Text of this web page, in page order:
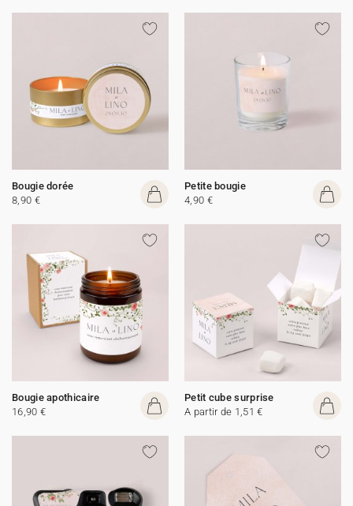
Bougie dorée
8,90 €
Petite bougie
4,90 €
Bougie apothicaire
16,90 €
Petit cube surprise
A partir de 1,51 €